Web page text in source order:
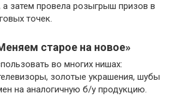
а затем провела розыгрыш призов в
точек.
старое на новое»
во многих нишах:
золотые украшения, шубы
на аналогичную б/у продукцию.